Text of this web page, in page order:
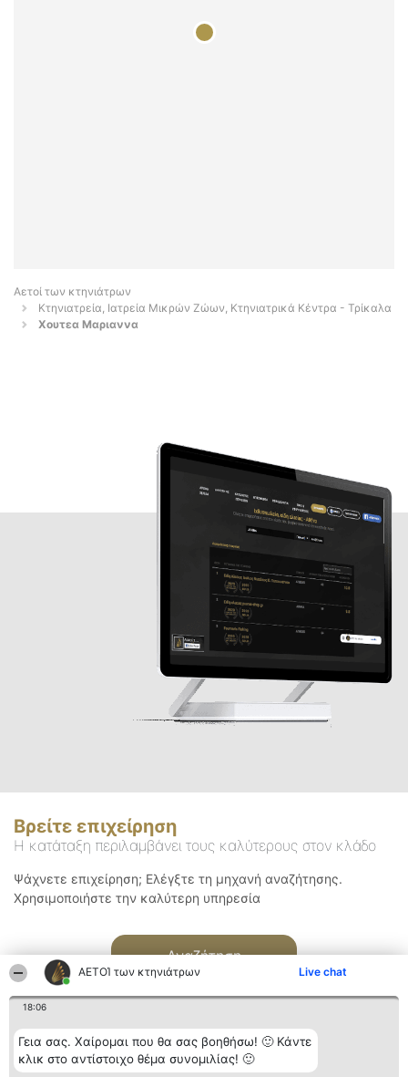
ΑΕΤΟΊ των κτηνιάτρων Live chat
18:06
Γεια σας. Χαίρομαι που θα σας βοηθήσω! 🙂 Κάντε
κλικ στο αντίστοιχο θέμα συνομιλίας! 🙂
Αετοί των κτηνιάτρων
Κτηνιατρεία, Ιατρεία Μικρών Ζώων, Κτηνιατρικά Κέντρα - Τρίκαλα
Χουτεα Μαριαννα
Βρείτε επιχείρηση
Η κατάταξη περιλαμβάνει τους καλύτερους στον κλάδο
Ψάχνετε επιχείρηση; Ελέγξτε τη μηχανή αναζήτησης.
Χρησιμοποιήστε την καλύτερη υπηρεσία
Αναζήτηση